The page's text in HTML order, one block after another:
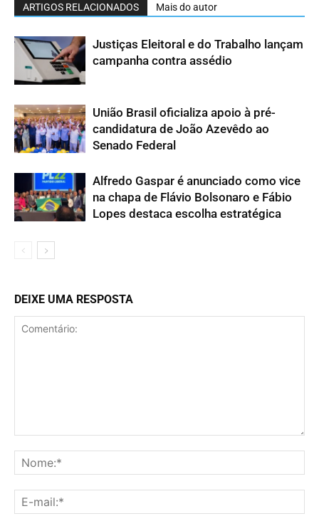
ARTIGOS RELACIONADOS Mais do autor
Justiças Eleitoral e do Trabalho lançam
campanha contra assédio
União Brasil oficializa apoio à pré-
candidatura de João Azevêdo ao
Senado Federal
Alfredo Gaspar é anunciado como vice
na chapa de Flávio Bolsonaro e Fábio
Lopes destaca escolha estratégica
DEIXE UMA RESPOSTA